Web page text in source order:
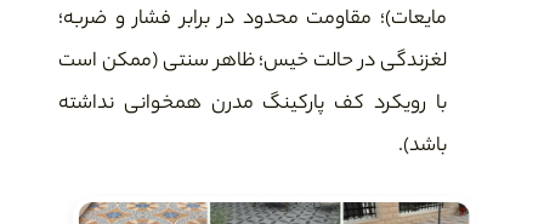
مایعات)؛ مقاومت محدود در برابر فشار و ضربه؛
لغزندگی در حالت خیس؛ ظاهر سنتی (ممکن است
با رویکرد کف پارکینگ مدرن همخوانی نداشته
باشد).